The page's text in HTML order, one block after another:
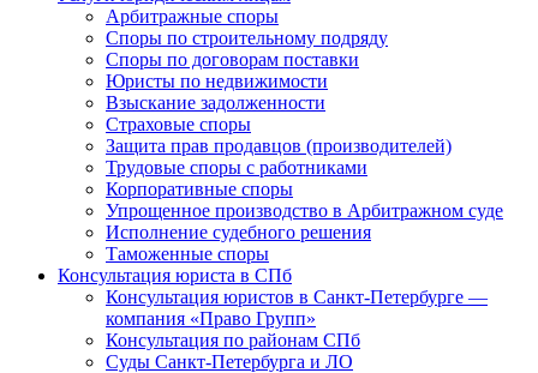
Арбитражные споры
Споры по строительному подряду
Споры по договорам поставки
Юристы по недвижимости
Взыскание задолженности
Страховые споры
Защита прав продавцов (производителей)
Трудовые споры с работниками
Корпоративные споры
Упрощенное производство в Арбитражном суде
Исполнение судебного решения
Таможенные споры
Консультация юриста в СПб
Консультация юристов в Санкт-Петербурге —
компания «Право Групп»
Консультация по районам СПб
Суды Санкт-Петербурга и ЛО